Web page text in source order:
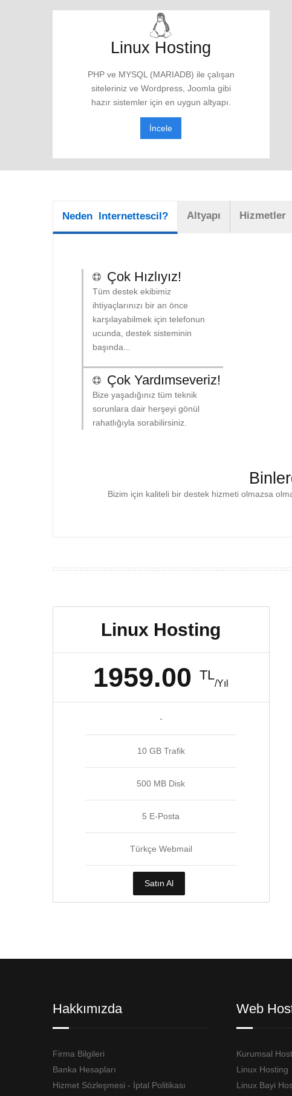
Linux Hosting
PHP ve MYSQL (MARIADB) ile çalışan
siteleriniz ve Wordpress, Joomla gibi
hazır sistemler için en uygun altyapı.
İncele
Neden Internettescil? Altyapı Hizmetler
Çok Hızlıyız!
Tüm destek ekibimiz
ihtiyaçlarınızı bir an önce
karşılayabilmek için telefonun
ucunda, destek sisteminin
başında...
Çok Yardımseveriz!
Bize yaşadığınız tüm teknik
sorunlara dair herşeyi gönül
rahatlığıyla sorabilirsiniz.
Bizim için kaliteli bir destek hizmeti olmazsa
Linux Hosting
1959.00TL
/Yıl
-
10 GB Trafik
500 MB Disk
5 E-Posta
Türkçe Webmail
Satın Al
Hakkımızda
Firma Bilgileri
Banka Hesapları
Hizmet Sözleşmesi - İptal Politikası
Web
Kurumsal
Linux Hosting
Linux Bayi